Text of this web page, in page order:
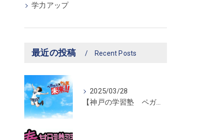
学力アップ
最近の投稿 Recent Posts
2025/03/28
【神戸の学習塾 ペガサス新長田教室】ペガサス学習スタイル！